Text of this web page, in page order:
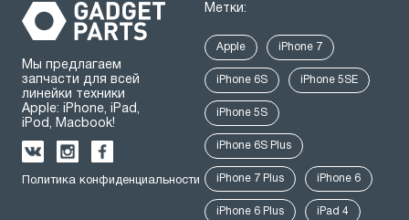
Мы предлагаем
запчасти для всей
линейки техники
Apple: iPhone, iPad,
iPod, Macbook!
Политика конфиденциальности
Метки:
Apple iPhone 7
iPhone 6S iPhone 5SE
iPhone 5S
iPhone 6S Plus
iPhone 7 Plus iPhone 6
iPhone 6 Plus iPad 4